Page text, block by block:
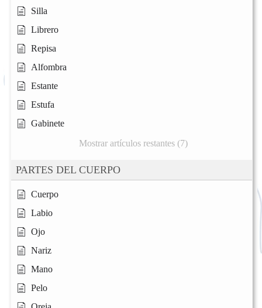
Silla
Librero
Repisa
Alfombra
Estante
Estufa
Gabinete
Mostrar artículos restantes (7)
PARTES DEL CUERPO
Cuerpo
Labio
Ojo
Nariz
Mano
Pelo